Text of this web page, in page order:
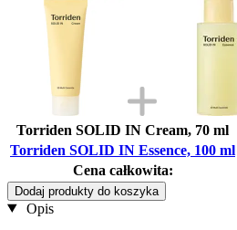
Torriden SOLID IN Cream, 70 ml
Torriden SOLID IN Essence, 100 ml
Cena całkowita:
Dodaj produkty do koszyka
Opis